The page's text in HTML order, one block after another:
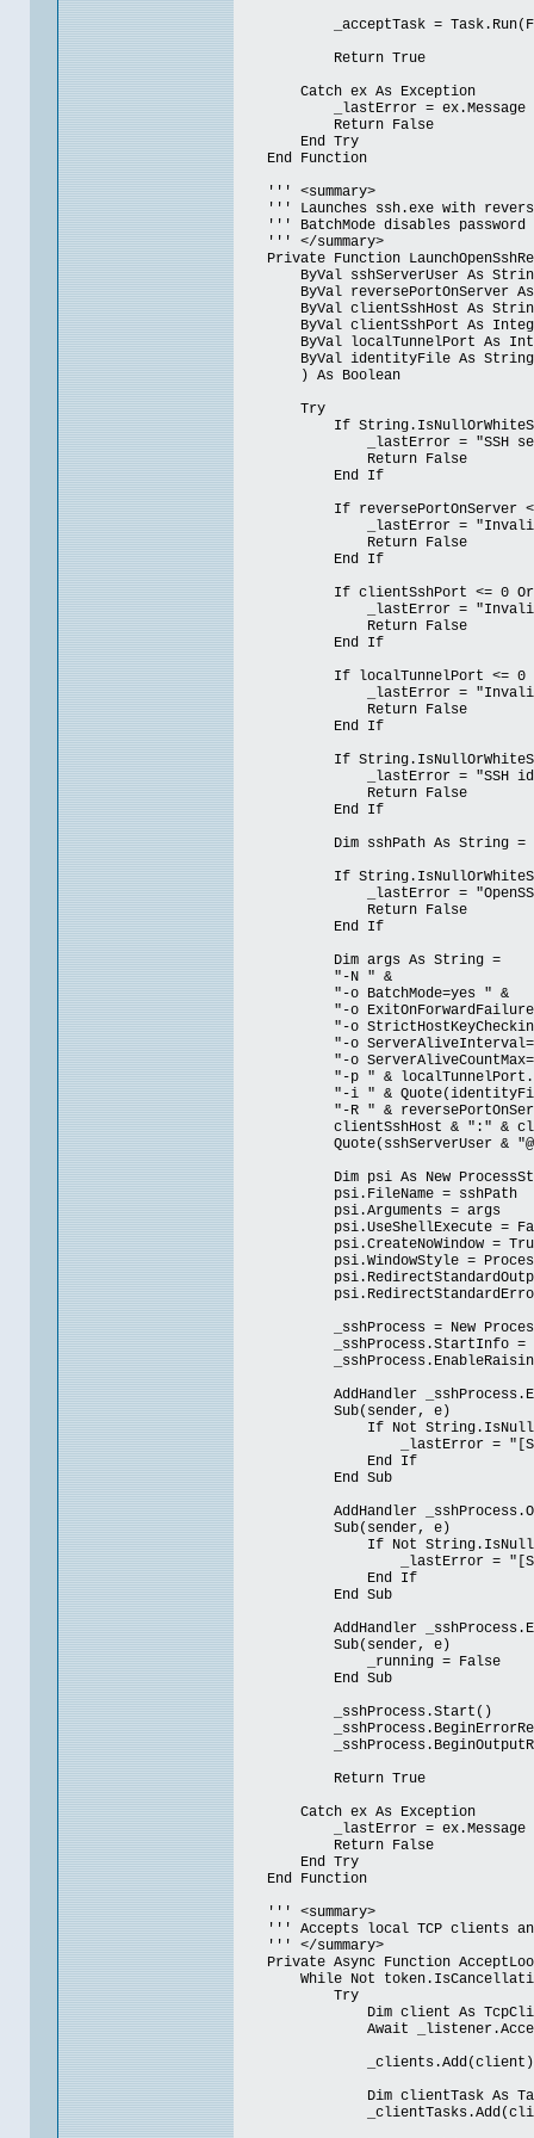
_acceptTask =
Return True
Catch ex As Exception
_lastError = ex.Message
Return False
End Try
End Function
''' <summary>
''' Launches ssh.exe with
''' BatchMode disables password
''' </summary>
Private Function
ByVal sshServerUser As
ByVal reversePortOnServer
ByVal clientSshHost As
ByVal clientSshPort As
ByVal localTunnelPort As
ByVal identityFile As String
) As Boolean
Try
If
_lastError = "SSH server
Return False
End If
If reversePortOnServer <= 0
_lastError = "Invalid
Return False
End If
If clientSshPort <= 0 OrElse
_lastError = "Invalid
Return False
End If
If localTunnelPort <= 0
_lastError = "Invalid
Return False
End If
If
_lastError = "SSH
Return False
End If
Dim sshPath As String =
If
_lastError = "OpenSSH
Return False
End If
Dim args As String =
"-N " &
"-o BatchMode=yes " &
"-o
"-o
"-o
"-o
"-p " &
"-i " &
"-R " &
clientSshHost & ":" &
Quote(sshServerUser &
Dim psi As New
psi.FileName = sshPath
psi.Arguments = args
psi.UseShellExecute =
psi.CreateNoWindow =
psi.WindowStyle =
psi.RedirectStandardError
_sshProcess = New
_sshProcess.StartInfo =
AddHandler
Sub(sender, e)
If Not
_lastError = "[SSH
End If
End Sub
AddHandler
Sub(sender, e)
If Not
_lastError = "[SSH
End If
End Sub
AddHandler
Sub(sender, e)
_running = False
End Sub
_sshProcess.Start()
Return True
Catch ex As Exception
_lastError = ex.Message
Return False
End Try
End Function
''' <summary>
''' Accepts local TCP clients and
''' </summary>
Private Async Function
While Not
Try
Dim client As
Await
_clients.Add(client)
Dim clientTask As Task =